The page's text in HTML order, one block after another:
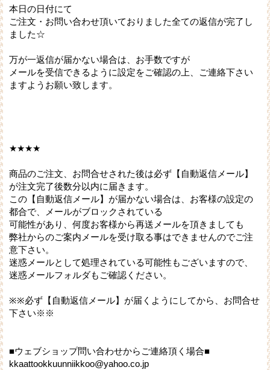
本日の日付にて
ご注文・お問い合わせ頂いておりました全ての返信が完了し
ました☆
万が一返信が届かない場合は、お手数ですが
メールを受信できるように設定をご確認の上、ご連絡下さい
ますようお願い致します。
★★★★
商品のご注文、お問合せされた後は必ず【自動返信メール】
が注文完了後数分以内に届きます。
この【自動返信メール】が届かない場合は、お客様の設定の
都合で、メールがブロックされている
可能性があり、何度お客様から再送メールを頂きましても
弊社からのご案内メールを受け取る事はできませんのでご注
意下さい。
迷惑メールとして処理されている可能性もございますので、
迷惑メールフォルダもご確認ください。
※※必ず【自動返信メール】が届くようにしてから、お問合せ
下さい※※
■ウェブショップ問い合わせからご連絡頂く場合■
kkaattookkuunniikkoo@yahoo.co.jp